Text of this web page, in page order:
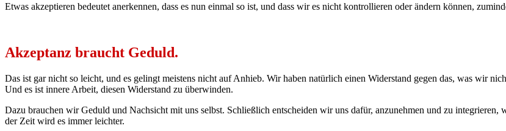
Etwas akzeptieren bedeutet anerkennen, dass es nun einmal so ist, und dass wir es nicht kontrollieren oder ändern können,
Akzeptanz braucht Geduld.
Das ist gar nicht so leicht, und es gelingt meistens nicht auf Anhieb. Wir haben natürlich einen Widerstand gegen das, was wir
Und es ist innere Arbeit, diesen Widerstand zu überwinden.
Dazu brauchen wir Geduld und Nachsicht mit uns selbst. Schließlich entscheiden wir uns dafür, anzunehmen und zu
der Zeit wird es immer leichter.